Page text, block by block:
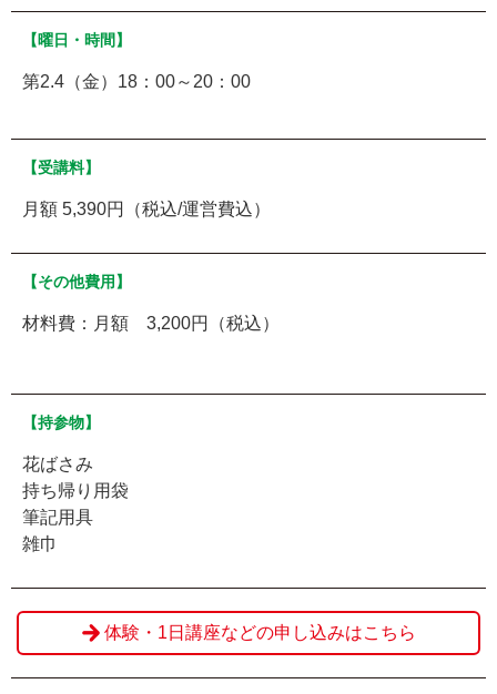
【曜日・時間】
第2.4（金）18：00～20：00
【受講料】
月額 5,390円（税込/運営費込）
【その他費用】
材料費：月額 3,200円（税込）
【持参物】
花ばさみ
持ち帰り用袋
筆記用具
雑巾
体験・1日講座などの申し込みはこちら